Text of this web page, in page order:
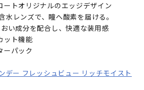
ートオリジナルのエッジデザイン
水レンズで、瞳へ酸素を届ける。
い成分を配合し、快適な装用感
ット機能
ーパック
デー フレッシュビュー リッチモイスト